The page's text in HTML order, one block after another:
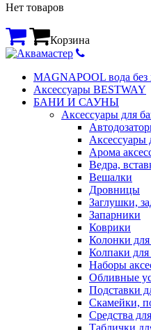
Нет товаров
Корзина
MAGNAPOOL вода без
Аксессуары BESTWAY
БАНИ И САУНЫ
Аксессуары для
Аксессуары
Арома
Ведра,
Вешалки
Дровницы
Заглушки,
Запарники
Коврики
Колонки
Колпаки
Наборы
Обливные
Подставки
Скамейки,
Средства
Таблички